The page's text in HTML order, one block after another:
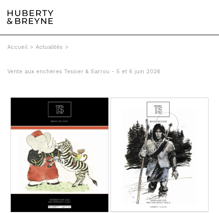
Accueil > Actualités >
Vente aux enchères Tessier & Sarrou - 5 et 6 juin 2026